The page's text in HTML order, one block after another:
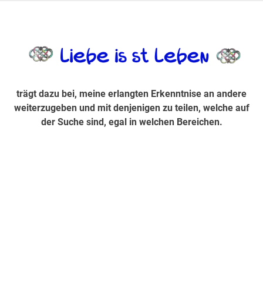
Suche sind, egal in welchen Bereichen.
trägt dazu bei, meine erlangten Erkenntnise an andere
weiterzugeben und mit denjenigen zu teilen, welche auf
der Suche sind, egal in welchen Bereichen.